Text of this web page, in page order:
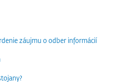
záujmu o odber informácií